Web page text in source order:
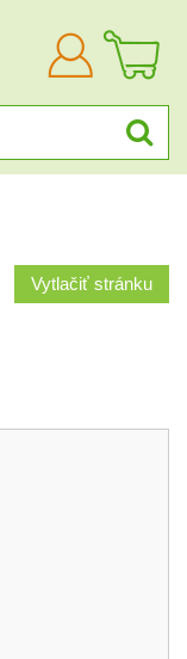
Prihlásiť
sa
Vytlačiť stránku